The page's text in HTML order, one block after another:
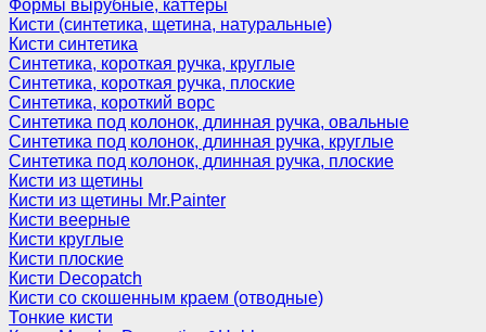
Формы вырубные, каттеры
Кисти (синтетика, щетина, натуральные)
Кисти синтетика
Синтетика, короткая ручка, круглые
Синтетика, короткая ручка, плоские
Синтетика, короткий ворс
Синтетика под колонок, длинная ручка, овальные
Синтетика под колонок, длинная ручка, круглые
Синтетика под колонок, длинная ручка, плоские
Кисти из щетины
Кисти из щетины Mr.Painter
Кисти веерные
Кисти круглые
Кисти плоские
Кисти Decopatch
Кисти со скошенным краем (отводные)
Тонкие кисти